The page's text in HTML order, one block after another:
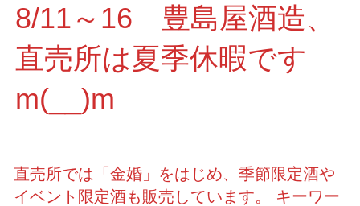
8/11～16 豊島屋酒造、
直売所は夏季休暇です
m(__)m
直売所では「金婚」をはじめ、季節限定酒や
イベント限定酒も販売しています。 キーワー